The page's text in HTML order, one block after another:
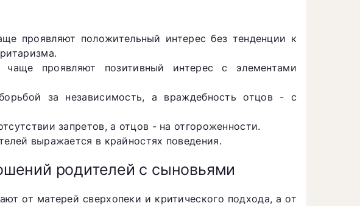
проявляют положительный интерес без тенденции к
проявляют позитивный интерес с элементами
за независимость, а враждебность отцов - с
запретов, а отцов - на отгороженности.
выражается в крайностях поведения.
родителей с сыновьями
от матерей сверхопеки и критического подхода, а от